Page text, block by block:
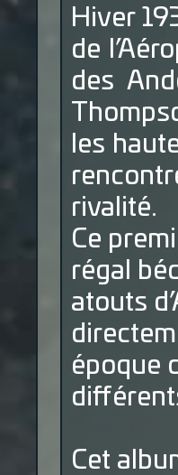
Hiver
de
des
les
rivalité.
Ce
régal
atouts
époque
Cet